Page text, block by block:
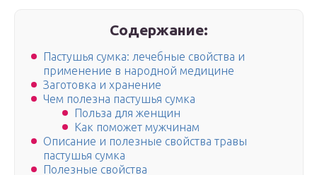
Содержание:
Пастушья сумка: лечебные свойства и
применение в народной медицине
Заготовка и хранение
Чем полезна пастушья сумка
Польза для женщин
Как поможет мужчинам
Описание и полезные свойства травы
пастушья сумка
Полезные свойства